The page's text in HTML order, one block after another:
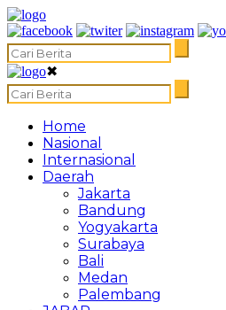
✖
Home
Nasional
Internasional
Daerah
Jakarta
Bandung
Yogyakarta
Surabaya
Bali
Medan
Palembang